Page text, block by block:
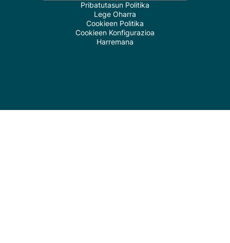
Pribatutasun Politika
Lege Oharra
Cookieen Politika
Cookieen Konfigurazioa
Harremana